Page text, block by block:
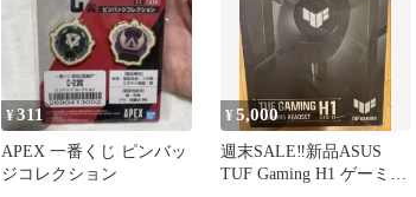
¥311
APEX 一番くじ ピンバッ
ジコレクション
¥5,000
週末SALE‼️新品ASUS
TUF Gaming H1 ゲーミン